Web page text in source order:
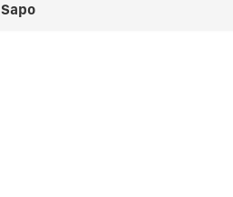
Sapo